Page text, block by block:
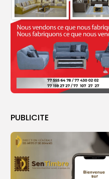
PUBLICITE